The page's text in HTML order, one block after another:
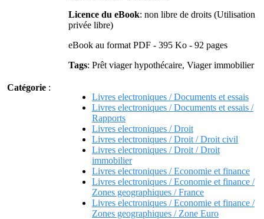
Licence du eBook: non libre de droits (Utilisation
privée libre)
eBook au format PDF - 395 Ko - 92 pages
Tags: Prêt viager hypothécaire, Viager immobilier
Catégorie :
Livres electroniques / Documents et essais
Livres electroniques / Documents et essais /
Rapports
Livres electroniques / Droit
Livres electroniques / Droit / Droit civil
Livres electroniques / Droit / Droit
immobilier
Livres electroniques / Economie et finance
Livres electroniques / Economie et finance /
Zones geographiques / France
Livres electroniques / Economie et finance /
Zones geographiques / Zone Euro